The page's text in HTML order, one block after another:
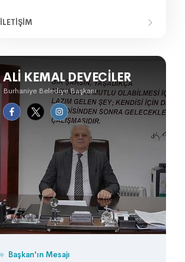
İLETIŞIM
ALI KEMAL DEVECILER
Burhaniye Belediye Başkanı
Başkan'ın Mesajı